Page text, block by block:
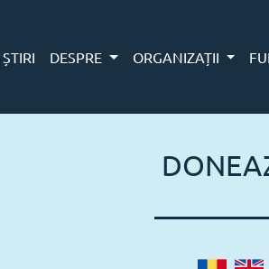
ȘTIRI DESPRE ORGANIZAȚII